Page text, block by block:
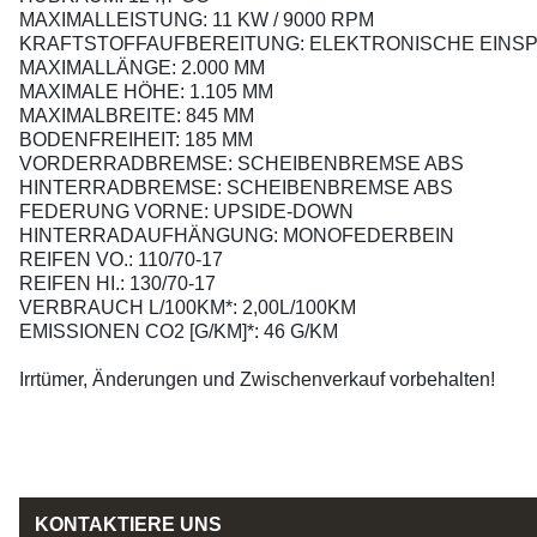
MAXIMALLEISTUNG: 11 KW / 9000 RPM
KRAFTSTOFFAUFBEREITUNG: ELEKTRONISCHE
MAXIMALLÄNGE: 2.000 MM
MAXIMALE HÖHE: 1.105 MM
MAXIMALBREITE: 845 MM
BODENFREIHEIT: 185 MM
VORDERRADBREMSE: SCHEIBENBREMSE ABS
HINTERRADBREMSE: SCHEIBENBREMSE ABS
FEDERUNG VORNE: UPSIDE-DOWN
HINTERRADAUFHÄNGUNG: MONOFEDERBEIN
REIFEN VO.: 110/70-17
REIFEN HI.: 130/70-17
VERBRAUCH L/100KM*: 2,00L/100KM
EMISSIONEN CO2 [G/KM]*: 46 G/KM
Irrtümer, Änderungen und Zwischenverkauf vorbehalten!
KONTAKTIERE UNS